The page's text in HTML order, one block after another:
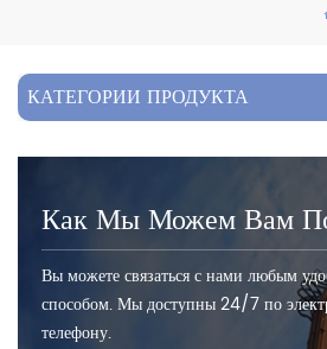
КАТЕГОРИИ ПРОДУКТА
Как Мы Можем Вам
Вы можете связаться с нами любым
способом. Мы доступны 24/7 по
телефону.